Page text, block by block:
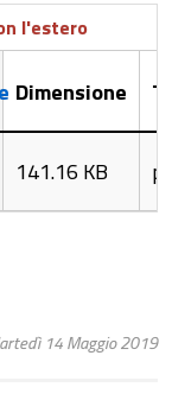
l'estero
Dimensione
141.16 KB
14 Maggio 2019